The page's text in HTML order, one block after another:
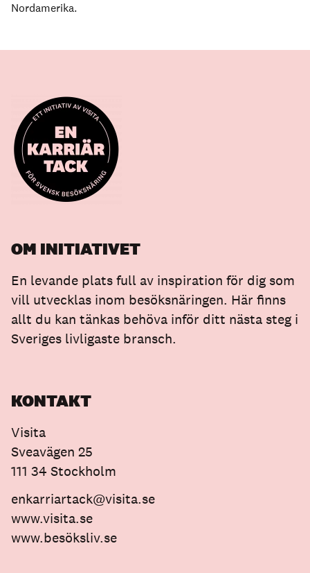
Nordamerika.
OM INITIATIVET
En levande plats full av inspiration för dig som
vill utvecklas inom besöksnäringen. Här finns
allt du kan tänkas behöva inför ditt nästa steg i
Sveriges livligaste bransch.
KONTAKT
Visita
Sveavägen 25
111 34 Stockholm
enkarriartack@visita.se
www.visita.se
www.besöksliv.se